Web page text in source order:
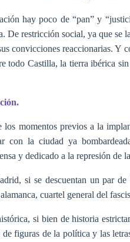
hay poco de “pan” y
restricción social, ya que se
convicciones reaccionarias. Y
todo Castilla, la tierra ibérica
los momentos previos a la
con la ciudad ya
y dedicado a la represión de
si se descuentan un par
cuartel general del
si bien de historia
figuras de la política y las